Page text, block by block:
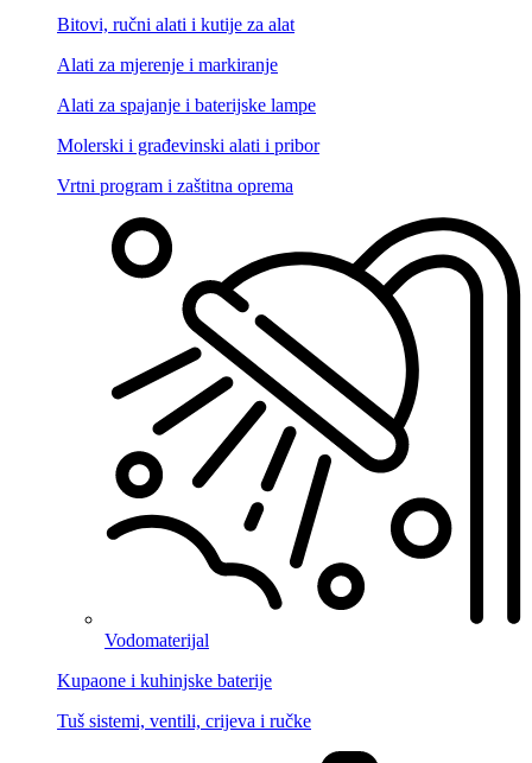
Bitovi, ručni alati i kutije za alat
Alati za mjerenje i markiranje
Alati za spajanje i baterijske lampe
Molerski i građevinski alati i pribor
Vrtni program i zaštitna oprema
Vodomaterijal
Kupaone i kuhinjske baterije
Tuš sistemi, ventili, crijeva i ručke